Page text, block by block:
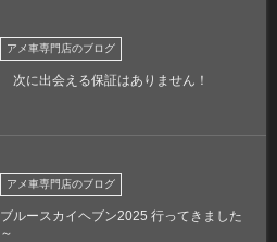
アメ車専門店のブログ
次に出会える保証はありません！
アメ車専門店のブログ
ブルースカイヘブン2025 行ってきました
～